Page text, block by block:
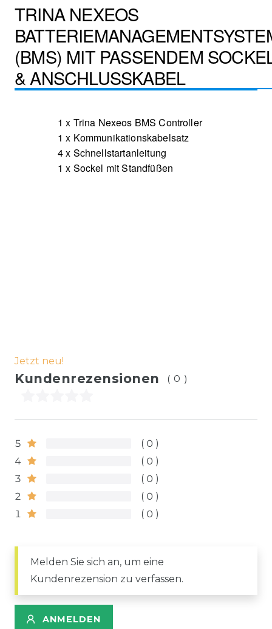
TRINA NEXEOS
(BMS) MIT PASSENDEM
& ANSCHLUSSKABEL
1 x Trina Nexeos BMS Controller
1 x Kommunikationskabelsatz
4 x Schnellstartanleitung
1 x Sockel mit Standfüßen
Jetzt neu!
Kundenrezensionen (0)
5
0
4
0
3
0
2
0
1
0
Melden Sie sich an, um eine
Kundenrezension zu verfassen.
ANMELDEN